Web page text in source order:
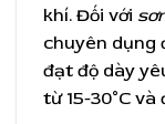
khí. Đối với
chuyên dụng
đạt độ dày
từ 15-30°C và